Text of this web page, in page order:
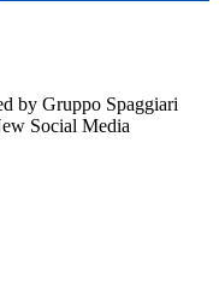
by Gruppo Spaggiari
Social Media